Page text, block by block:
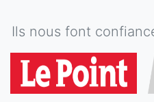
Ils nous font